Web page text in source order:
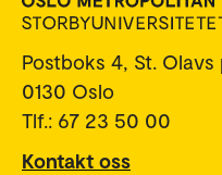
Postboks 4, St. Olavs
0130 Oslo
Tlf.: 67 23 50 00
Kontakt oss